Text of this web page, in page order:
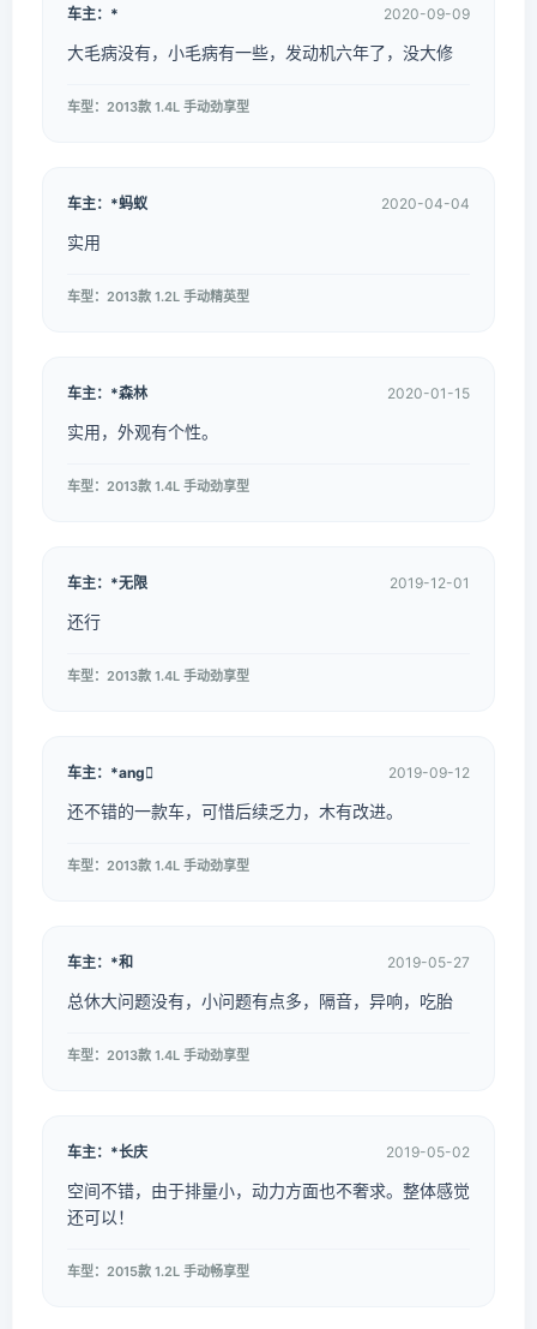
车主：* 2020-09-09
大毛病没有，小毛病有一些，发动机六年了，没大修
车型：2013款 1.4L 手动劲享型
车主：*蚂蚁 2020-04-04
实用
车型：2013款 1.2L 手动精英型
车主：*森林 2020-01-15
实用，外观有个性。
车型：2013款 1.4L 手动劲享型
车主：*无限 2019-12-01
还行
车型：2013款 1.4L 手动劲享型
车主：*ang 2019-09-12
还不错的一款车，可惜后续乏力，木有改进。
车型：2013款 1.4L 手动劲享型
车主：*和 2019-05-27
总休大问题没有，小问题有点多，隔音，异响，吃胎
车型：2013款 1.4L 手动劲享型
车主：*长庆 2019-05-02
空间不错，由于排量小，动力方面也不奢求。整体感觉
还可以！
车型：2015款 1.2L 手动畅享型